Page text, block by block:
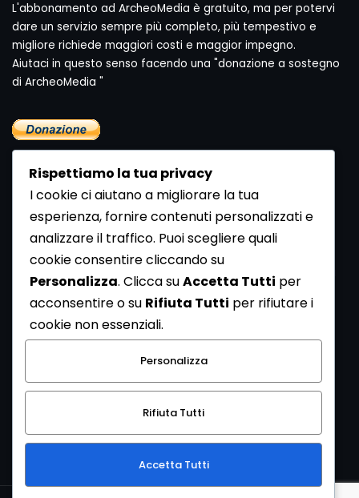
L'abbonamento ad ArcheoMedia è gratuito, ma per potervi
dare un servizio sempre più completo, più tempestivo e
migliore richiede maggiori costi e maggior impegno.
Aiutaci in questo senso facendo una "donazione a sostegno
di ArcheoMedia "
Newsletter
Se vuoi ricevere la Rivista gratuita di archeologia realizzata
dalla Redazione di ArcheoMedia iscriviti alla nostra
Newsletter [Clicca Qui]
Con l'invio del messaggio l'utente dichiara di aver letto
l’informativa sulla privacy e di acconsentire al trattamento
dei propri dati personali.
Rispettiamo la tua privacy
I cookie ci aiutano a migliorare la tua
esperienza, fornire contenuti personalizzati e
analizzare il traffico. Puoi scegliere quali
cookie consentire cliccando su
Personalizza. Clicca suAccetta Tutti per
acconsentire o su Rifiuta Tutti per rifiutare i
cookie non essenziali.
Personalizza
Rifiuta Tutti
Accetta Tutti